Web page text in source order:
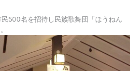
500名を招待し民族歌舞団「ほうねん